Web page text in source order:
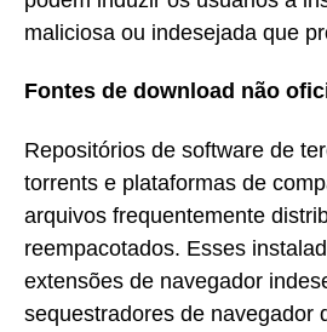
maliciosa ou indesejada que
Fontes de download não
Repositórios de software de
torrents e plataformas de
arquivos frequentemente
reempacotados. Esses
extensões de navegador
sequestradores de navegador